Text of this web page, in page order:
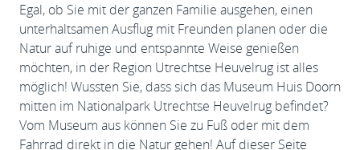
Egal, ob Sie mit der ganzen Familie ausgehen, einen
unterhaltsamen Ausflug mit Freunden planen oder die
Natur auf ruhige und entspannte Weise genießen
möchten, in der Region Utrechtse Heuvelrug ist alles
möglich! Wussten Sie, dass sich das Museum Huis Doorn
mitten im Nationalpark Utrechtse Heuvelrug befindet?
Vom Museum aus können Sie zu Fuß oder mit dem
Fahrrad direkt in die Natur gehen! Auf dieser Seite